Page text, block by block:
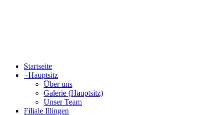
Startseite
+Hauptsitz
Über uns
Galerie (Hauptsitz)
Unser Team
Filiale Illingen